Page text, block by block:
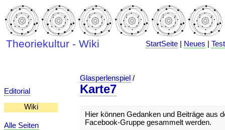
Theoriekultur - Wiki StartSeite Neues |
Editorial
Wiki
Alle Seiten
Glasperlenspiel /
Karte7
Hier können Gedanken und Beiträge aus
Facebook-Gruppe gesammelt werden.